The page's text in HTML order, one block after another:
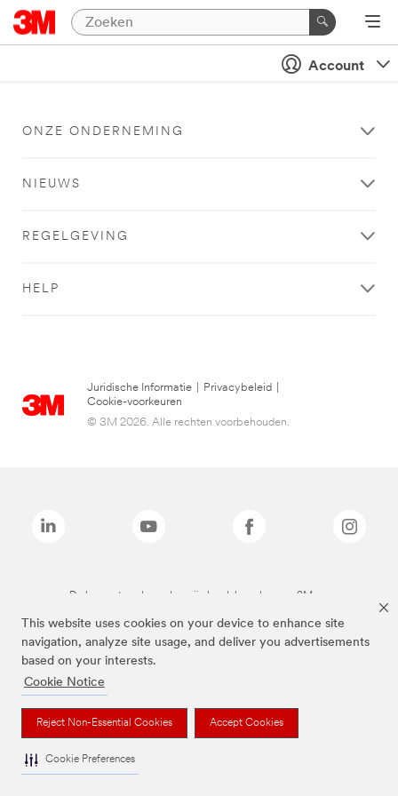
This website uses cookies on your device to enhance site
navigation, analyze site usage, and deliver you advertisements
based on your interests.
Cookie Notice
Reject Non-Essential Cookies Accept Cookies
Cookie Preferences
Account
ONZE ONDERNEMING
NIEUWS
REGELGEVING
HELP
Juridische Informatie Privacybeleid
Cookie-voorkeuren
© 3M 2026. Alle rechten voorbehouden.
De bovenstaande merken zijn handelsmerken van 3M.we